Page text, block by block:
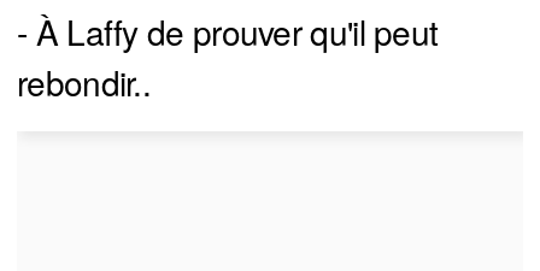
- À Laffy de prouver qu'il peut
rebondir..